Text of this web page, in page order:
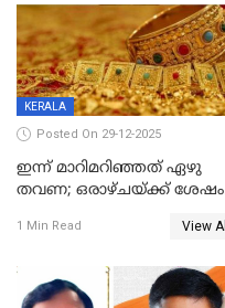
യുവാവ് ട്രെയിന്‍ തട്ടി മരിച്ചു
KERALA
Posted On 29-12-2025
ഇന്ന് മാറിമറിഞ്ഞത് ഏഴു
തവണ; ഒരാഴ്ചയ്ക്ക് ശേഷം
1 Min Read View All